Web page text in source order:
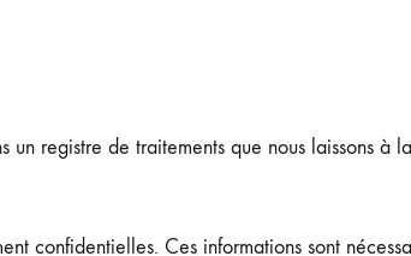
registre de traitements que nous laissons à
confidentielles. Ces informations sont